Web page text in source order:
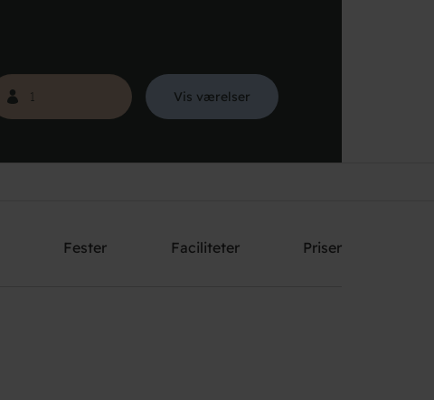
Vis værelser
Fester Faciliteter Priser